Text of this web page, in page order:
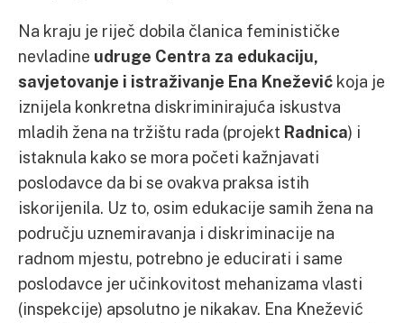
Na kraju je riječ dobila članica feminističke
nevladine udruge Centra za edukaciju,
savjetovanje i istraživanje Ena Knežević koja je
iznijela konkretna diskriminirajuća iskustva
mladih žena na tržištu rada (projekt Radnica) i
istaknula kako se mora početi kažnjavati
poslodavce da bi se ovakva praksa istih
iskorijenila. Uz to, osim edukacije samih žena na
području uznemiravanja i diskriminacije na
radnom mjestu, potrebno je educirati i same
poslodavce jer učinkovitost mehanizama vlasti
(inspekcije) apsolutno je nikakav. Ena Knežević